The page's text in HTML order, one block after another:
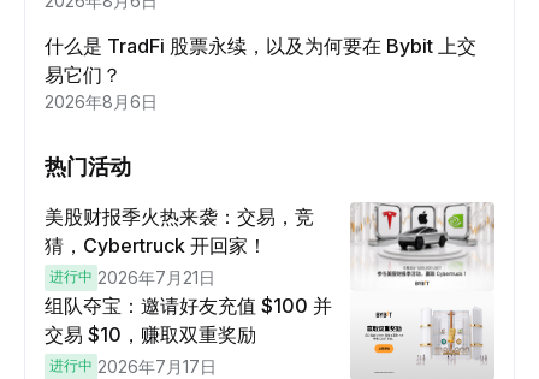
什么是 TradFi 股票永续，以及为何要在 Bybit 上交
易它们？
2026年8月6日
热门活动
美股财报季火热来袭：交易，竞
猜，Cybertruck 开回家！
进行中 2026年7月21日
组队夺宝：邀请好友充值 $100 并
交易 $10，赚取双重奖励
进行中 2026年7月17日